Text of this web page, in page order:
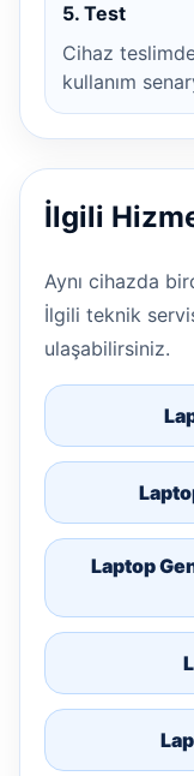
5. Test
Cihaz
kullanım
İlgili
Aynı cihazda
İlgili teknik
ulaşabilirsiniz.
Laptop